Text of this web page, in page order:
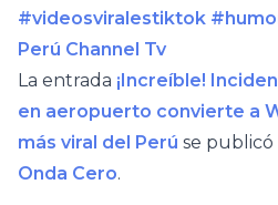
#videosviralestiktok
Perú Channel Tv
La entrada ¡Increíble!
en aeropuerto convierte a
más viral del Perú se
Onda Cero.